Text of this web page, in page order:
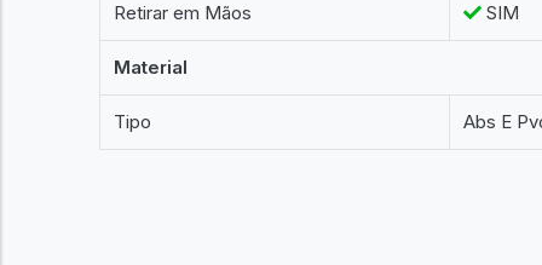
Retirar em Mãos SIM
Material
Tipo Abs E